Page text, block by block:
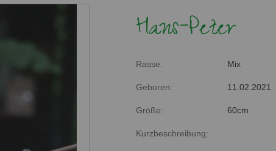
Hans-Peter
Rasse: Mix
Geboren: 11.02.2021
Größe: 60cm
Kurzbeschreibung: